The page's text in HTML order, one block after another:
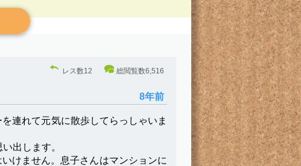
連れて元気に散歩してらっしゃいま
出します。
けません。息子さんはマンションに
8年前
レス数12 総閲覧数6,516